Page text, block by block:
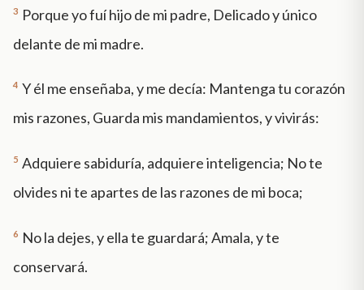
3 Porque yo fuí hijo de mi padre, Delicado y único
delante de mi madre.
4 Y él me enseñaba, y me decía: Mantenga tu corazón
mis razones, Guarda mis mandamientos, y vivirás:
5 Adquiere sabiduría, adquiere inteligencia; No te
olvides ni te apartes de las razones de mi boca;
6 No la dejes, y ella te guardará; Amala, y te
conservará.